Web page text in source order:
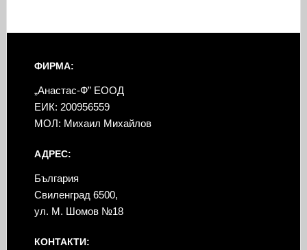
ФИРМА:
„Анастас-Ф” ЕООД
ЕИК: 200956559
МОЛ: Михаил Михайлов
АДРЕС:
България
Свиленград 6500,
ул. М. Шомов №18
КОНТАКТИ: